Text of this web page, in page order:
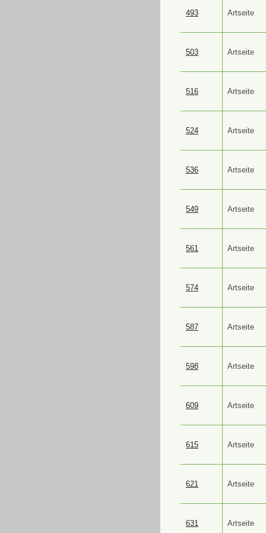
493 Artseite
503 Artseite
516 Artseite
524 Artseite
536 Artseite
549 Artseite
561 Artseite
574 Artseite
587 Artseite
598 Artseite
609 Artseite
615 Artseite
621 Artseite
631 Artseite